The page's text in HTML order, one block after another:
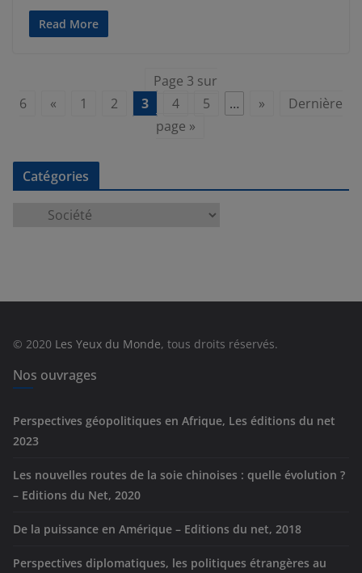
Read More
Page 3 sur
6
« 1 2 3 4 5 … »
Dernière
page »
Catégories
e
s
© 2020 Les Yeux du Monde, tous droits réservés.
Nos ouvrages
Perspectives géopolitiques en Afrique, Les éditions du net
2023
Les nouvelles routes de la soie chinoises : quelle évolution ?
– Editions du Net, 2020
De la puissance en Amérique – Editions du net, 2018
Perspectives diplomatiques, les politiques étrangères au